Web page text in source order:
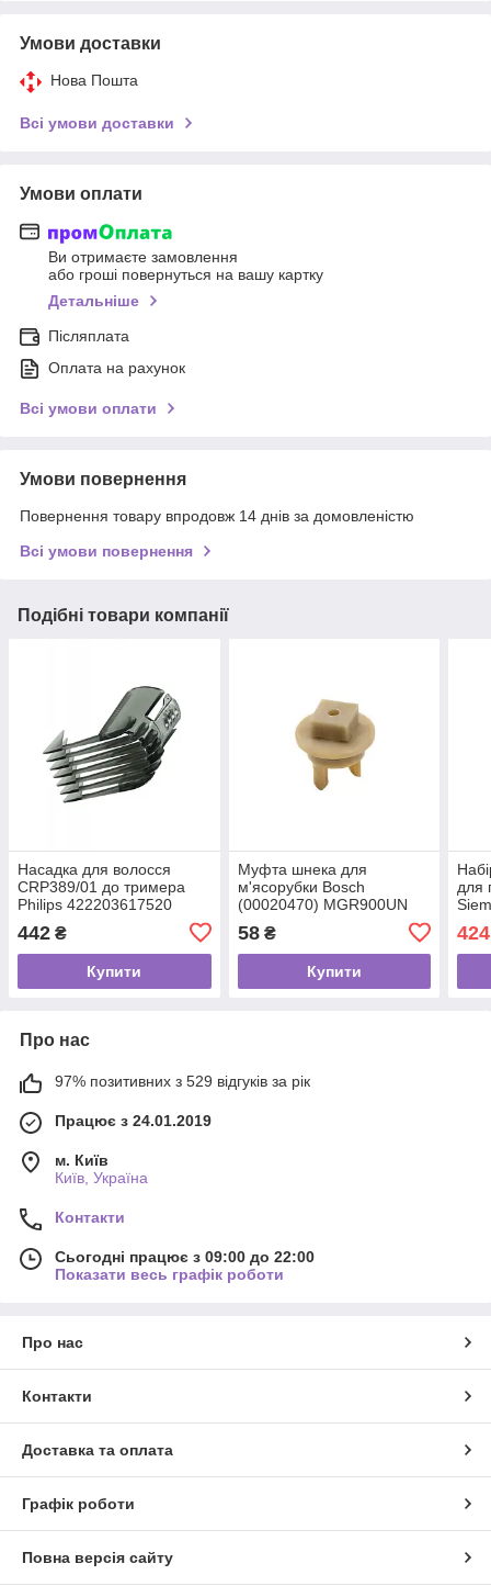
Умови доставки
Нова Пошта
Всі умови доставки
Умови оплати
Ви отримаєте замовлення
або гроші повернуться на вашу картку
Детальніше
Післяплата
Оплата на рахунок
Всі умови оплати
Умови повернення
Повернення товару впродовж 14 днів за домовленістю
Всі умови повернення
Подібні товари компанії
Насадка для волосся
CRP389/01 до тримера
Philips 422203617520
442 ₴
Купити
Муфта шнека для
м'ясорубки Bosch
(00020470) MGR900UN
58₴
Купити
для
424
Про нас
97% позитивних з 529 відгуків за рік
Працює з 24.01.2019
м. Київ
Київ, Україна
Контакти
Сьогодні працює з 09:00 до 22:00
Показати весь графік роботи
Про нас
Контакти
Доставка та оплата
Графік роботи
Повна версія сайту